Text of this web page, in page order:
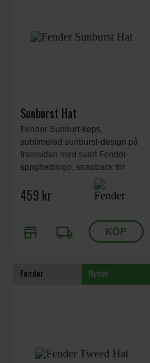
Sunburst Hat
Fender Sunburt-keps,
sublimerad sunburst-design på
framsidan med svart Fender-
spaghettilogo, snapback för
enkel storleksjustering, svarta
sömmar över hela kepsen,
459 kr
store local_shipping
Fender Nyhet